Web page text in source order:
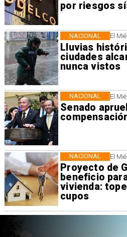
por riesgos
El
Lluvias
ciudades
nunca vistos
NACIONAL
El
Senado
NACIONAL
El
Proyecto de
beneficio
vivienda: tope
cupos
NACIONAL